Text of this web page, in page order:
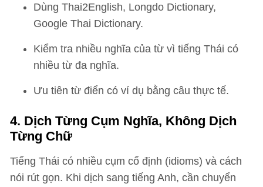
Dùng Thai2English, Longdo Dictionary,
Google Thai Dictionary.
Kiểm tra nhiều nghĩa của từ vì tiếng Thái có
nhiều từ đa nghĩa.
Ưu tiên từ điển có ví dụ bằng câu thực tế.
4. Dịch Từng Cụm Nghĩa, Không Dịch
Từng Chữ
Tiếng Thái có nhiều cụm cố định (idioms) và cách
nói rút gọn. Khi dịch sang tiếng Anh, cần chuyển